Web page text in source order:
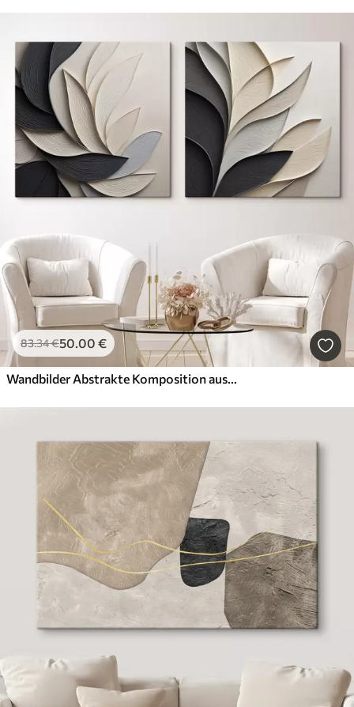
83.34€50.00 €
Wandbilder Abstrakte Komposition aus übereinanderliegenden Blättern, geschwungenen Formen in Schwarz, Weiß und Beige, strukturierte Kunst